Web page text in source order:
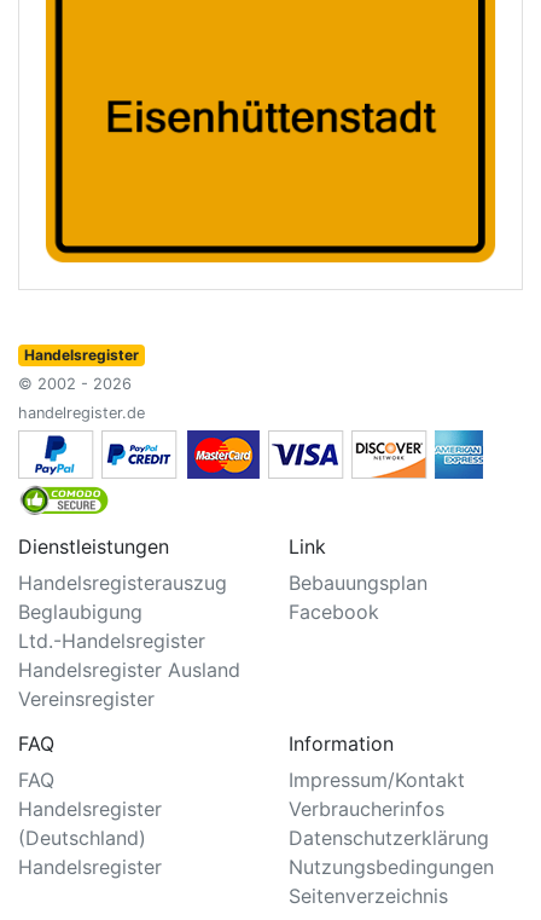
Handelsregister
© 2002 - 2026
handelregister.de
Dienstleistungen
Handelsregisterauszug
Beglaubigung
Ltd.-Handelsregister
Handelsregister Ausland
Vereinsregister
Link
Bebauungsplan
Facebook
FAQ
FAQ
Handelsregister
(Deutschland)
Handelsregister
Information
Impressum/Kontakt
Verbraucherinfos
Datenschutzerklärung
Nutzungsbedingungen
Seitenverzeichnis